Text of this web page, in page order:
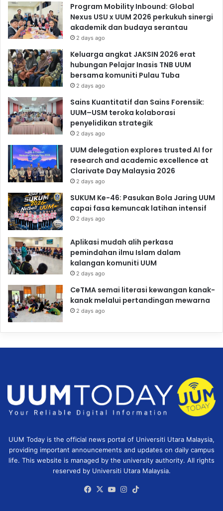
Program Mobility Inbound: Global
Nexus USU x UUM 2026 perkukuh sinergi
akademik dan budaya serantau
2 days ago
Keluarga angkat JAKSIN 2026 erat
hubungan Pelajar Inasis TNB UUM
bersama komuniti Pulau Tuba
2 days ago
Sains Kuantitatif dan Sains Forensik:
UUM–USM teroka kolaborasi
penyelidikan strategik
2 days ago
UUM delegation explores trusted AI for
research and academic excellence at
Clarivate Day Malaysia 2026
2 days ago
SUKUM Ke-46: Pasukan Bola Jaring UUM
capai fasa kemuncak latihan intensif
2 days ago
Aplikasi mudah alih perkasa
pemindahan ilmu Islam dalam
kalangan komuniti UUM
2 days ago
CeTMA semai literasi kewangan kanak-
kanak melalui pertandingan mewarna
2 days ago
UUM Today is the official news portal of Universiti Utara Malaysia,
providing important announcements and updates on daily campus
life. This website is managed by the university authority. All rights
reserved by Universiti Utara Malaysia.
Facebook
X YouTubeInstagram